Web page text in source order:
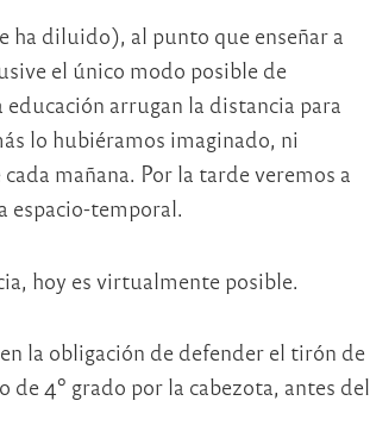
ha diluido), al punto que enseñar a
el único modo posible de
arrugan la distancia para
lo hubiéramos imaginado, ni
mañana. Por la tarde veremos a
espacio-temporal.
hoy es virtualmente posible.
la obligación de defender el tirón de
de 4º grado por la cabezota, antes del